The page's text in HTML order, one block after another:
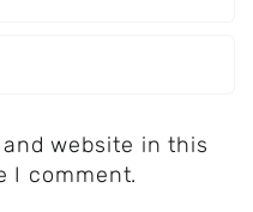
website in this
I comment.